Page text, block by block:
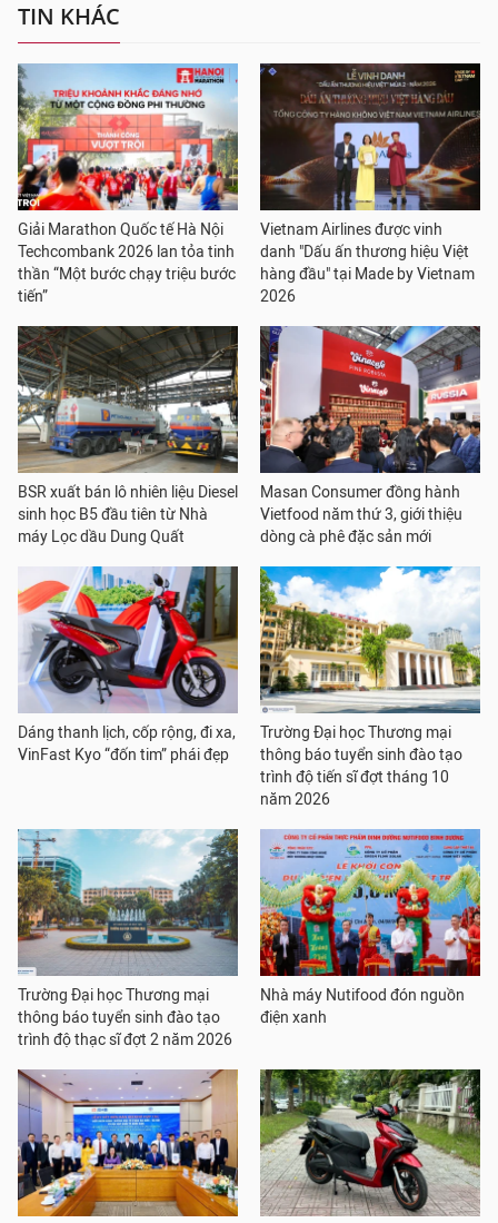
TIN KHÁC
Giải Marathon Quốc tế Hà Nội
Techcombank 2026 lan tỏa tinh
thần “Một bước chạy triệu bước
tiến”
Vietnam Airlines được vinh
danh "Dấu ấn thương hiệu Việt
hàng đầu" tại Made by Vietnam
2026
BSR xuất bán lô nhiên liệu Diesel
sinh học B5 đầu tiên từ Nhà
máy Lọc dầu Dung Quất
Masan Consumer đồng hành
Vietfood năm thứ 3, giới thiệu
dòng cà phê đặc sản mới
Dáng thanh lịch, cốp rộng, đi xa,
VinFast Kyo “đốn tim” phái đẹp
Trường Đại học Thương mại
thông báo tuyển sinh đào tạo
trình độ tiến sĩ đợt tháng 10
năm 2026
Trường Đại học Thương mại
thông báo tuyển sinh đào tạo
trình độ thạc sĩ đợt 2 năm 2026
Nhà máy Nutifood đón nguồn
điện xanh